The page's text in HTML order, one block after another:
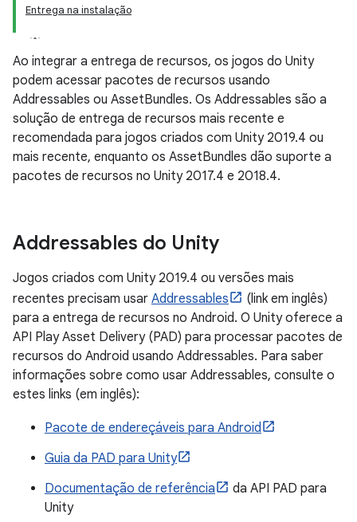
Entrega na instalação
Ao integrar a entrega de recursos, os jogos do Unity
podem acessar pacotes de recursos usando
Addressables ou AssetBundles. Os Addressables são a
solução de entrega de recursos mais recente e
recomendada para jogos criados com Unity 2019.4 ou
mais recente, enquanto os AssetBundles dão suporte a
pacotes de recursos no Unity 2017.4 e 2018.4.
Addressables do Unity
Jogos criados com Unity 2019.4 ou versões mais
recentes precisam usar Addressables
(link em inglês)
para a entrega de recursos no Android. O Unity oferece a
API Play Asset Delivery (PAD) para processar pacotes de
recursos do Android usando Addressables. Para saber
informações sobre como usar Addressables, consulte o
estes links (em inglês):
Pacote de endereçáveis para Android
Guia da PAD para Unity
Documentação de referência
da API PAD para
Unity